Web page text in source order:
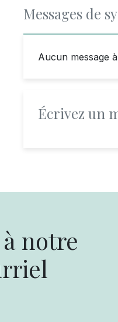
Messages de
Aucun message
Écrivez un
notre